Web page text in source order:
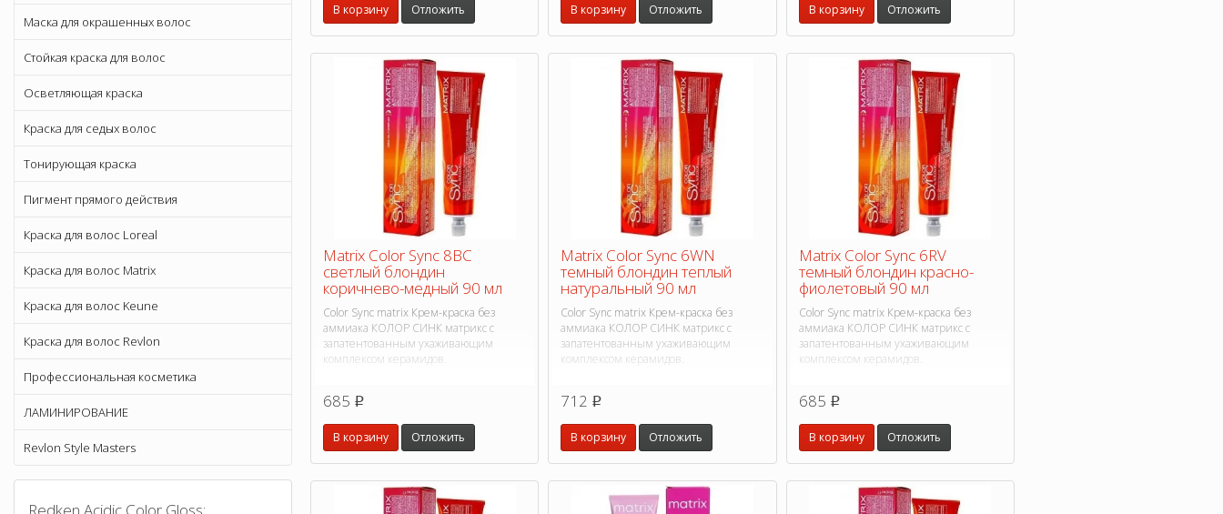
Маска для окрашенных волос
Стойкая краска для волос
Осветляющая краска
Краска для седых волос
Тонирующая краска
Пигмент прямого действия
Краска для волос Loreal
Краска для волос Matrix
Краска для волос Keune
Краска для волос Revlon
Профессиональная косметика
ЛАМИНИРОВАНИЕ
Revlon Style Masters
В корзину Отложить В корзину Отложить В корзину Отложить
Matrix Color Sync 8BC
светлый блондин
коричнево-медный 90 мл
Color Sync matrix Крем-краска без
аммиака КОЛОР СИНК матрикс с
запатентованным ухаживающим
комплексом керамидов.
685 p
В корзину Отложить
Matrix Color Sync 6WN
темный блондин теплый
натуральный 90 мл
Color Sync matrix Крем-краска без
аммиака КОЛОР СИНК матрикс с
запатентованным ухаживающим
комплексом керамидов.
712 p
В корзину Отложить
Matrix Color Sync 6RV
темный блондин красно-
фиолетовый 90 мл
Color Sync matrix Крем-краска без
аммиака КОЛОР СИНК матрикс с
запатентованным ухаживающим
комплексом керамидов.
685 p
В корзину Отложить